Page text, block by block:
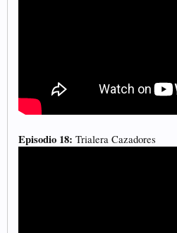
Episodio 18: Trialera Cazadores